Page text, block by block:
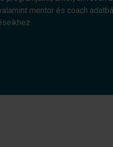
mentor és coach